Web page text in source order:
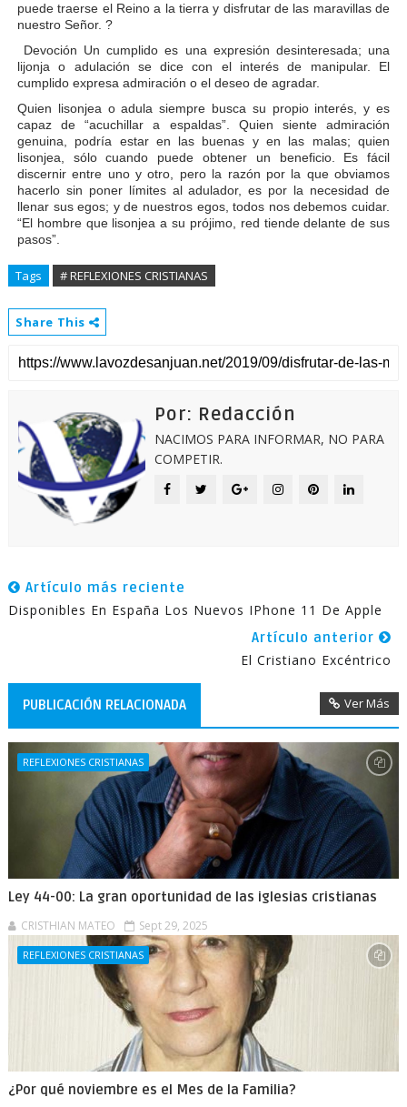
puede traerse el Reino a la tierra y disfrutar de las maravillas de
nuestro Señor. ?
Devoción Un cumplido es una expresión desinteresada; una
lijonja o adulación se dice con el interés de manipular. El
cumplido expresa admiración o el deseo de agradar.
Quien lisonjea o adula siempre busca su propio interés, y es
capaz de “acuchillar a espaldas”. Quien siente admiración
genuina, podría estar en las buenas y en las malas; quien
lisonjea, sólo cuando puede obtener un beneficio. Es fácil
discernir entre uno y otro, pero la razón por la que obviamos
hacerlo sin poner límites al adulador, es por la necesidad de
llenar sus egos; y de nuestros egos, todos nos debemos cuidar.
“El hombre que lisonjea a su prójimo, red tiende delante de sus
pasos”.
Tags # REFLEXIONES CRISTIANAS
Share This
Por: Redacción
NACIMOS PARA INFORMAR, NO PARA
COMPETIR.
Artículo más reciente
Disponibles En España Los Nuevos IPhone 11 De Apple
Artículo anterior
El Cristiano Excéntrico
PUBLICACIÓN RELACIONADA Ver Más
REFLEXIONES CRISTIANAS
Ley 44-00: La gran oportunidad de las iglesias cristianas
CRISTHIAN MATEO Sept 29, 2025
REFLEXIONES CRISTIANAS
¿Por qué noviembre es el Mes de la Familia?